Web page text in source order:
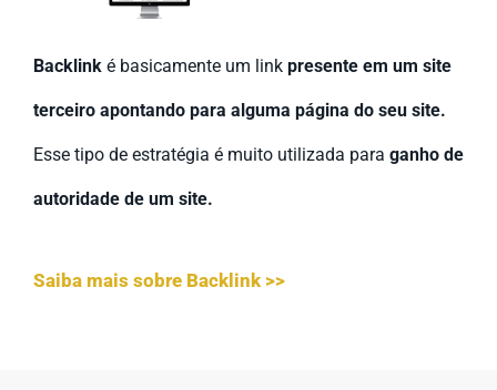
Backlink é basicamente um link presente em um site
terceiro apontando para alguma página do seu site.
Esse tipo de estratégia é muito utilizada para ganho de
autoridade de um site.
Saiba mais sobre Backlink >>